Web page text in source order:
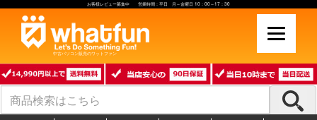
お客様レビュー募集中 営業時間：平日 月～金曜日 10：00～17：30
中古パソコン販売のワットファン